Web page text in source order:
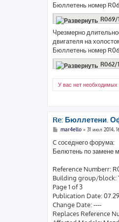
Бюллетень номер
R069/
Чрезмерно
двигателя на
Бюллетень номер
R062/
У вас нет необходимых
Re: Бюллетени.
С
о
б
щ
и
е
mar4ello» 31 июл 2014,
C cоседнего форума:
Белютень по замене
Reference Numberr:
Building group/block:
Page 1 of 3
Publication Date:
Change Date: ----
Replaces Reference